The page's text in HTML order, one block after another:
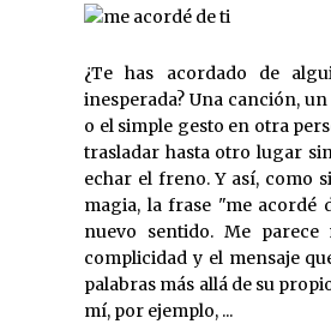
¿Te has acordado de
inesperada? Una canción,
o el simple gesto en otra
trasladar hasta otro lugar
echar el freno. Y así, como
magia, la frase "me acordé
nuevo sentido. Me
complicidad y el mensaje
palabras más allá de su
mí, por ejemplo, ...